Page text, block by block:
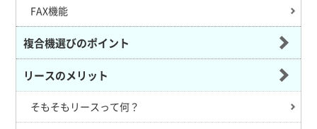
FAX機能
複合機選びのポイント
リースのメリット
そもそもリースって何？